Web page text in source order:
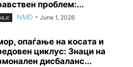
проблем:...
NMD - June 1, 2026
опаѓање на косата и
циклус: Знаци на
дисбаланс...